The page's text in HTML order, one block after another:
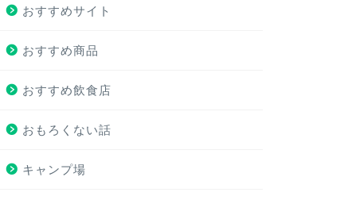
おすすめサイト
おすすめ商品
おすすめ飲食店
おもろくない話
キャンプ場